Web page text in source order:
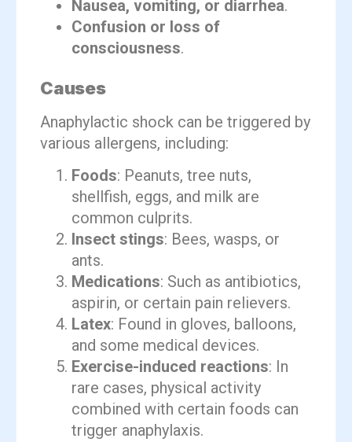
Nausea, vomiting, or diarrhea.
Confusion or loss of
consciousness.
Causes
Anaphylactic shock can be triggered by
various allergens, including:
Foods: Peanuts, tree nuts,
shellfish, eggs, and milk are
common culprits.
Insect stings: Bees, wasps, or
ants.
Medications: Such as antibiotics,
aspirin, or certain pain relievers.
Latex: Found in gloves, balloons,
and some medical devices.
Exercise-induced reactions: In
rare cases, physical activity
combined with certain foods can
trigger anaphylaxis.